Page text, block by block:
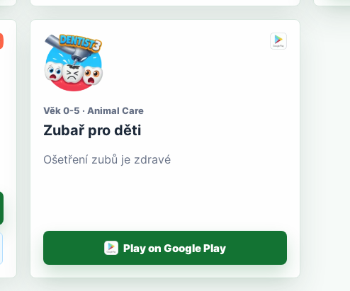
Věk 0-5 · Animal Care
Zubař pro děti
Ošetření zubů je zdravé
Play on Google Play